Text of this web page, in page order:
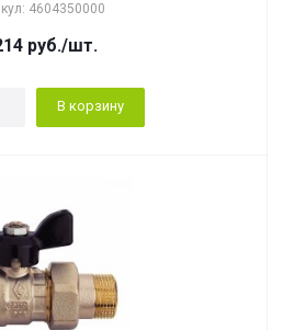
4604350000
руб./шт.
В корзину